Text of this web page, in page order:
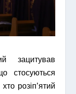
зацитував
стосуються
розіп’ятий